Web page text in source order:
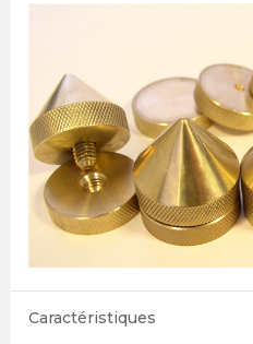
Caractéristiques